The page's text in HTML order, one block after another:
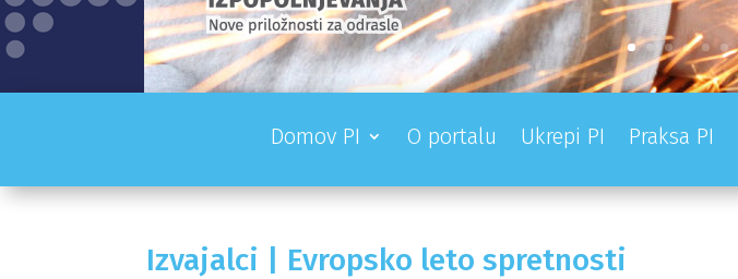
Domov PI O portalu Ukrepi PI Praksa PI
Izvajalci | Evropsko leto spretnosti